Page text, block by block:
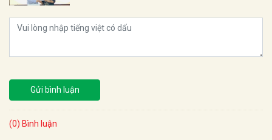
Gửi bình luận
(0) Bình luận